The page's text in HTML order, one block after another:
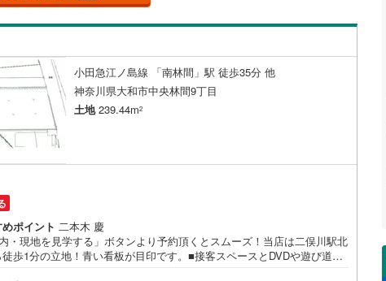
小田急江ノ島線 「南林間」駅 徒歩35分 他
神奈川県大和市中央林間9丁目
土地239.44m2
ポイント 二本木 慶
・現地を見学する」ボタンより予約頂くとスムーズ！当店は二俣川駅北
歩1分の立地！青い看板が目印です。■接客スペースとDVDや遊び道具
佐賀 長崎
この条件で検索する
この条件で検索するこの条件で検索する
五能線 (0 )
ン（宇都宮～逗子）
湘南新宿ライン（前橋～小田原）
) 鹿島線(3)
この条件で検索するこの条件で検索する
この条件で検索する